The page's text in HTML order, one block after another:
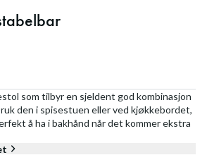
som tilbyr en sjeldent god kombinasjon
den i spisestuen eller ved kjøkkebordet,
å ha i bakhånd når det kommer ekstra